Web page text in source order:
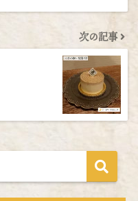
次の記事